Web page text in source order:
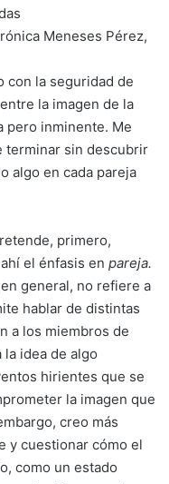
Meneses Pérez,
con la seguridad de
la imagen de la
pero inminente. Me
terminar sin descubrir
algo en cada pareja
primero,
el énfasis en pareja.
general, no refiere a
hablar de distintas
a los miembros de
idea de algo
hirientes que se
la imagen que
creo más
y cuestionar cómo el
como un estado